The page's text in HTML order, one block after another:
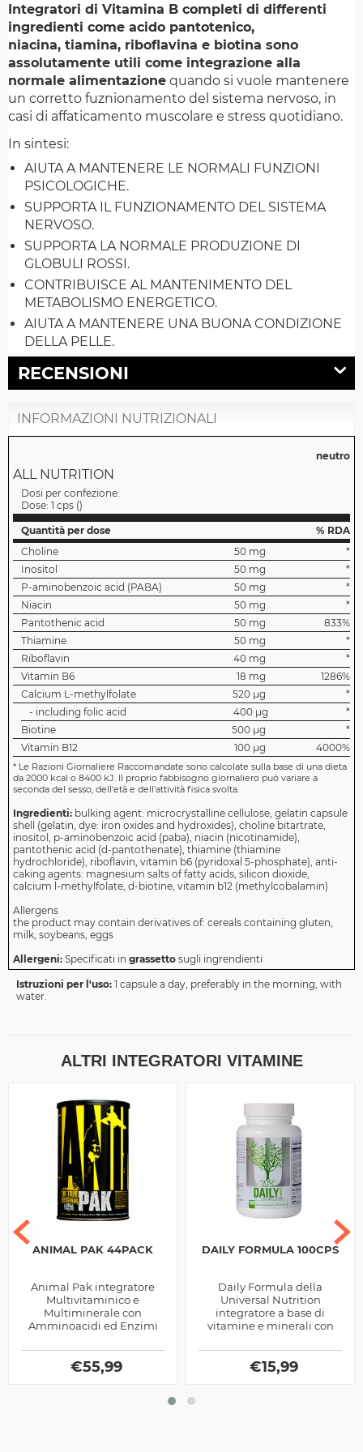
Integratori di Vitamina B completi di differenti
ingredienti come acido pantotenico,
niacina, tiamina, riboflavina e biotina sono
assolutamente utili come integrazione alla
normale alimentazione quando si vuole mantenere
un corretto fuznionamento del sistema nervoso, in
casi di affaticamento muscolare e stress quotidiano.
In sintesi:
AIUTA A MANTENERE LE NORMALI FUNZIONI
PSICOLOGICHE.
SUPPORTA IL FUNZIONAMENTO DEL SISTEMA
NERVOSO.
SUPPORTA LA NORMALE PRODUZIONE DI
GLOBULI ROSSI.
CONTRIBUISCE AL MANTENIMENTO DEL
METABOLISMO ENERGETICO.
AIUTA A MANTENERE UNA BUONA CONDIZIONE
DELLA PELLE.
RECENSIONI
INFORMAZIONI NUTRIZIONALI
neutro
ALL NUTRITION
Dosi per confezione:
Dose: 1 cps ()
Quantità per dose
% RDA
Choline
50 mg
*
Inositol
50 mg
*
P-aminobenzoic acid (PABA)
50 mg
*
Niacin
50 mg
*
Pantothenic acid
50 mg
833%
Thiamine
50 mg
*
Riboflavin
40 mg
*
Vitamin B6
18 mg
1286%
Calcium L-methylfolate
520 µg
*
- including folic acid
400 µg
*
Biotine
500 µg
*
Vitamin B12
100 µg 4000%
* Le Razioni Giornaliere Raccomandate sono calcolate sulla base di una dieta
da 2000 kcal o 8400 kJ. Il proprio fabbisogno giornaliero può variare a
seconda del sesso, dell'età e dell'attività fisica svolta.
Ingredienti: bulking agent: microcrystalline cellulose, gelatin capsule
shell (gelatin, dye: iron oxides and hydroxides), choline bitartrate,
inositol, p-aminobenzoic acid (paba), niacin (nicotinamide),
pantothenic acid (d-pantothenate), thiamine (thiamine
hydrochloride), riboflavin, vitamin b6 (pyridoxal 5-phosphate), anti-
caking agents: magnesium salts of fatty acids, silicon dioxide,
calcium l-methylfolate, d-biotine, vitamin b12 (methylcobalamin)
Allergens
the product may contain derivatives of: cereals containing gluten,
milk, soybeans, eggs
Allergeni: Specificati in grassetto sugli ingrendienti
Istruzioni per l'uso: 1 capsule a day, preferably in the morning, with
water.
ALTRI INTEGRATORI VITAMINE
ANIMAL PAK 44PACK
Animal Pak integratore
Multivitaminico e
Multiminerale con
Amminoacidi ed Enzimi
Universal Nutrition, ottimo
per chi pratica sport
€55,99
DAILY FORMULA 100CPS
Daily Formula della
Universal Nutrition
integratore a base di
vitamine e minerali con
vegetali, utile per favorire i
numerosi processi...
€15,99